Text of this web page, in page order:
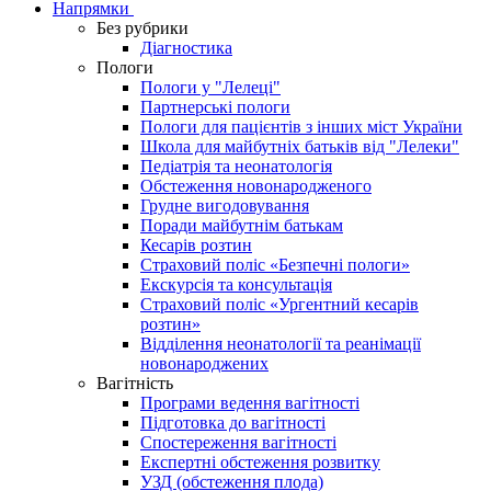
Напрямки
Без рубрики
Діагностика
Пологи
Пологи у "Лелеці"
Партнерські пологи
Пологи для пацієнтів з інших міст України
Школа для майбутніх батьків від "Лелеки"
Педіатрія та неонатологія
Обстеження новонародженого
Грудне вигодовування
Поради майбутнім батькам
Кесарів розтин
Страховий поліс «Безпечні пологи»
Екскурсія та консультація
Страховий поліс «Ургентний кесарів
розтин»
Відділення неонатології та реанімації
новонароджених
Вагітність
Програми ведення вагітності
Підготовка до вагітності
Спостереження вагітності
Експертні обстеження розвитку
УЗД (обстеження плода)